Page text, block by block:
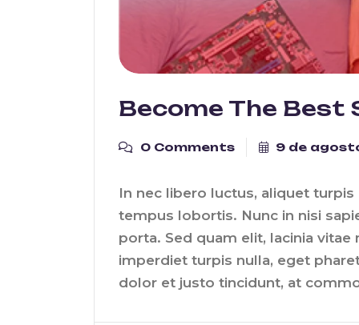
Become The Best
0 Comments 9 de
In nec libero luctus, aliquet turpis
tempus lobortis. Nunc in nisi
porta. Sed quam elit, lacinia
imperdiet turpis nulla, eget
dolor et justo tincidunt, at